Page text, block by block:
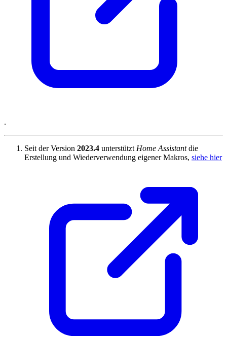
.
Seit der Version 2023.4 unterstützt Home Assistantdie
Erstellung und Wiederverwendung eigener Makros, siehe hier